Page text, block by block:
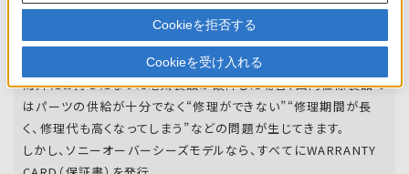
世界47の国や地域で共通の保証サービスを実施し
ています。
海外にお持ちになった電気製品が故障した場合、国内仕様製品で
はパーツの供給が十分でなく“修理ができない”“修理期間が長
く、修理代も高くなってしまう”などの問題が生じてきます。
しかし、ソニーオーバーシーズモデルなら、すべてにWARRANTY
Cookieを拒否する
Cookieを受け入れる